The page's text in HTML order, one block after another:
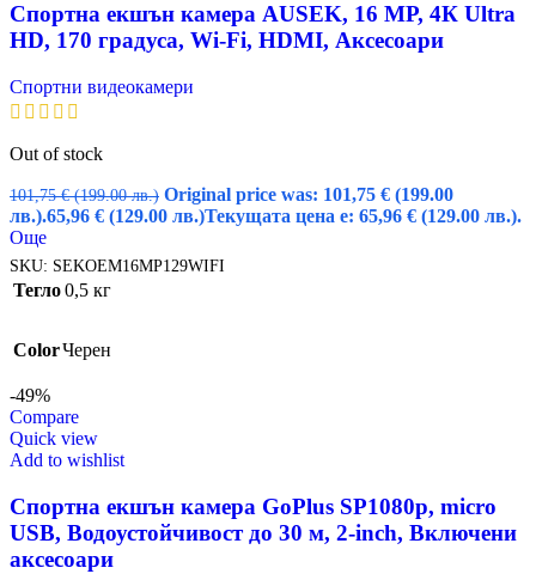
Спортна екшън камера AUSEK, 16 MP, 4К Ultra
HD, 170 градуса, Wi-Fi, HDMI, Аксесоари
Спортни видеокамери
Out of stock
101,75€ (199.00 лв.) Original price was: 101,75 € (199.00
лв.).65,96 € (129.00 лв.)Текущата цена е: 65,96 € (129.00 лв.).
Още
SKU: SEKOEM16MP129WIFI
Тегло0,5 кг
ColorЧерен
-49%
Compare
Quick view
Add to wishlist
Спортна екшън камера GoPlus SP1080p, micro
USB, Водоустойчивост до 30 м, 2-inch, Включени
аксесоари